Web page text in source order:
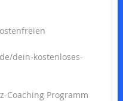
dein-kostenloses-
Coaching Programm